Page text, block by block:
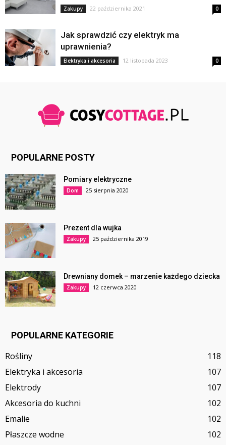
Zakupy 22 października 2021 0
Jak sprawdzić czy elektryk ma
uprawnienia?
Elektryka i akcesoria 12 listopada 2023 0
POPULARNE POSTY
Pomiary elektryczne
Dom 25 sierpnia 2020
Prezent dla wujka
Zakupy 25 października 2019
Drewniany domek – marzenie każdego dziecka
Zakupy 12 czerwca 2020
POPULARNE KATEGORIE
Rośliny
118
Elektryka i akcesoria
107
Elektrody
107
Akcesoria do kuchni
102
Emalie
102
Płaszcze wodne
102